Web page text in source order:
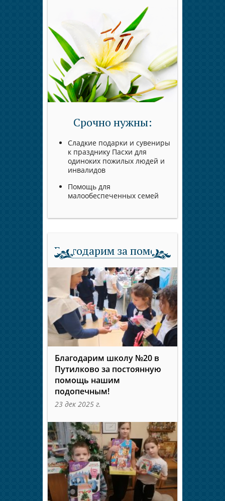
Срочно нужны:
Сладкие подарки и сувениры
к празднику Пасхи для
одиноких пожилых людей и
инвалидов
Помощь для
малообеспеченных семей
Благодарим за помощь
Благодарим школу №20 в
Путилково за постоянную
помощь нашим
подопечным!
23 дек 2025 г.